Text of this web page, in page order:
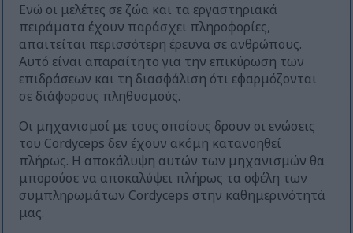
Ενώ οι μελέτες σε ζώα και τα εργαστηριακά
πειράματα έχουν παράσχει πληροφορίες,
απαιτείται περισσότερη έρευνα σε ανθρώπους.
Αυτό είναι απαραίτητο για την επικύρωση των
επιδράσεων και τη διασφάλιση ότι εφαρμόζονται
σε διάφορους πληθυσμούς.
Οι μηχανισμοί με τους οποίους δρουν οι ενώσεις
του Cordyceps δεν έχουν ακόμη κατανοηθεί
πλήρως. Η αποκάλυψη αυτών των μηχανισμών θα
μπορούσε να αποκαλύψει πλήρως τα οφέλη των
συμπληρωμάτων Cordyceps στην καθημερινότητά
μας.